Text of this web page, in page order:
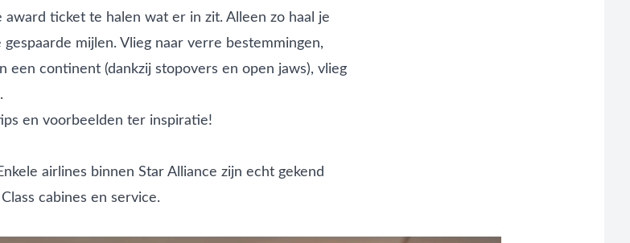
award ticket te halen wat er in zit. Alleen zo haal je
mijlen. Vlieg naar verre bestemmingen,
een continent (dankzij stopovers en open jaws), vlieg
en voorbeelden ter inspiratie!
airlines binnen Star Alliance zijn echt gekend
cabines en service.